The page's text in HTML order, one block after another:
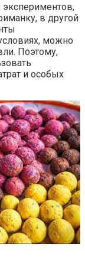
экспериментов,
в другой
можно
Поэтому,
и особых